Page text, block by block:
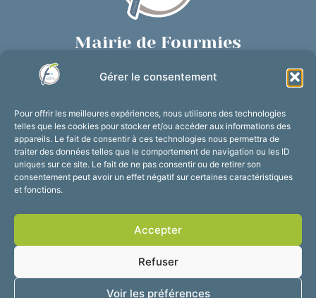
Gérer le consentement
Pour offrir les meilleures expériences, nous utilisons des technologies
telles que les cookies pour stocker et/ou accéder aux informations des
appareils. Le fait de consentir à ces technologies nous permettra de
traiter des données telles que le comportement de navigation ou les ID
uniques sur ce site. Le fait de ne pas consentir ou de retirer son
consentement peut avoir un effet négatif sur certaines caractéristiques
et fonctions.
Accepter
Refuser
Voir les préférences
Mairie de Fourmies
03 27 59 69 79
Horaires d’ouverture
Du lundi au vendredi :
de 8h30 à 12h et de 13h30 à 17h30
Suivez-nous !
Accessibilité
Mentions légales
2025 © Propulsé par